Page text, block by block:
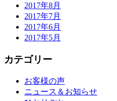
2017年8月
2017年7月
2017年6月
2017年5月
カテゴリー
お客様の声
ニュース＆お知らせ